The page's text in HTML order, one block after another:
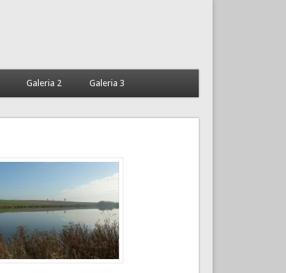
Galeria 2 Galeria 3